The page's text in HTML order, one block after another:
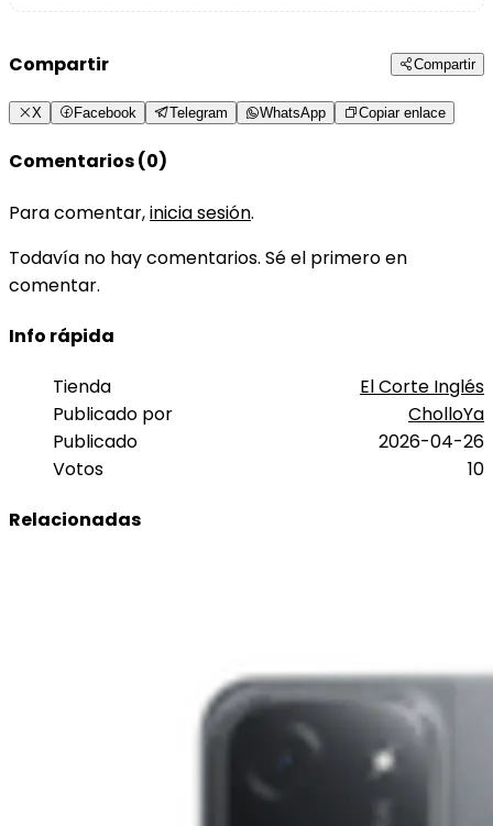
Compartir Compartir
X Facebook Telegram WhatsApp Copiar enlace
Comentarios (0)
Para comentar,inicia sesión.
Todavía no hay comentarios. Sé el primero en
comentar.
Info rápida
Tienda
El Corte Inglés
Publicado por
CholloYa
Publicado
2026-04-26
Votos
10
Relacionadas